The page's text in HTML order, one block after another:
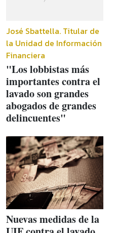
José Sbattella. Titular de
la Unidad de Información
Financiera
"Los lobbistas más
importantes contra el
lavado son grandes
abogados de grandes
delincuentes"
Nuevas medidas de la